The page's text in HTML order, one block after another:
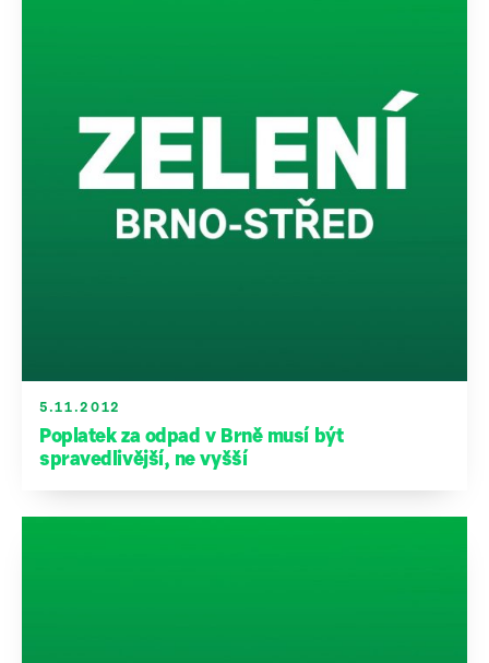
5.11.2012
Poplatek za odpad v Brně musí být
spravedlivější, ne vyšší